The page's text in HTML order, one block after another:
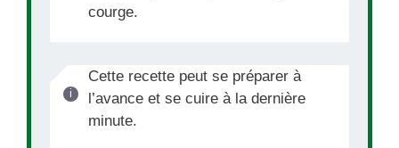
courge.
Cette recette peut se préparer à
l’avance et se cuire à la dernière
minute.